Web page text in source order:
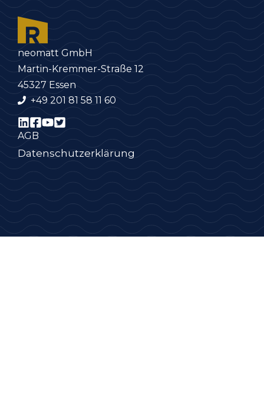
neomatt GmbH
Martin-Kremmer-Straße 12
45327 Essen
+49 201 81 58 11 60
AGB
Datenschutzerklärung